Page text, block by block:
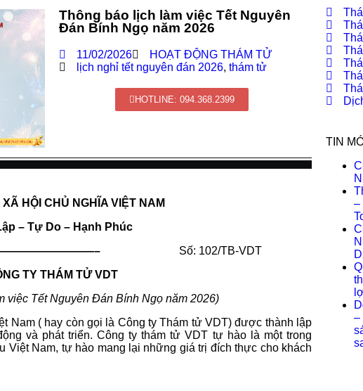
Thông báo lịch làm việc Tết Nguyên
Đán Bính Ngọ năm 2026
11/02/2026
HOẠT ĐỘNG THÁM TỬ
lịch nghỉ tết nguyên đán 2026, thám tử
HOTLINE: 094.368.2399
HỘI CHỦ NGHĨA VIỆT NAM
– Tự Do – Hạnh Phúc
Số: 102/TB-VDT
TY THÁM TỬ VDT
việc Tết Nguyên Đán Bính Ngọ năm 2026)
( hay còn gọi là Công ty Thám tử VDT) được thành lập
và phát triển. Công ty thám tử VDT tự hào là một trong
Việt Nam, tự hào mang lại những giá trị đích thực cho khách
TIN
–
–